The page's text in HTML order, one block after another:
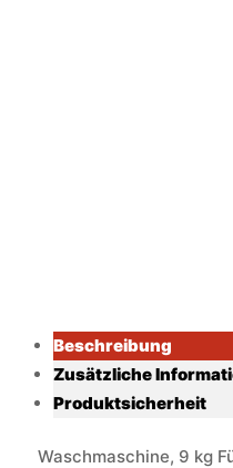
Beschreibung
Zusätzliche
Produktsicherheit
Waschmaschine, 9 kg